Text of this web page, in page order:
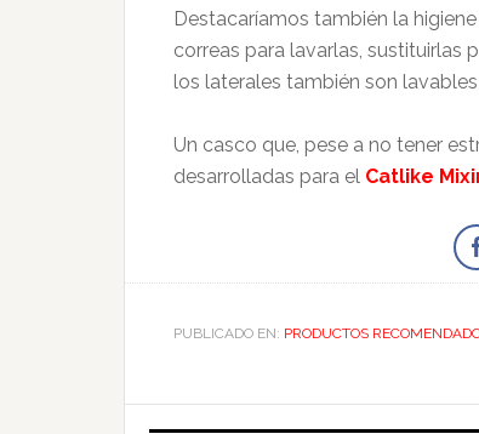
Destacaríamos también la
correas para lavarlas, sustituirlas
los laterales también son
Un casco que, pese a no tener
desarrolladas para el Catlike
PUBLICADO EN: PRODUCTOS